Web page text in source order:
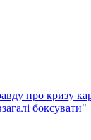
про кризу
боксувати"